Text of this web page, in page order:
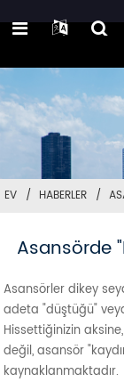
EV HABERLER
Asansörde
Asansörler dikey
adeta "düştüğü" veya
Hissettiğinizin
değil, asansör
kaynaklanmaktadır.